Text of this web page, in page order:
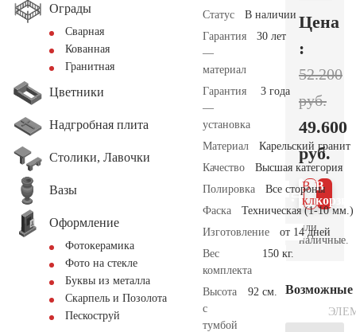
Ограды
Сварная
Кованная
Гранитная
Цветники
Надгробная плита
Столики, Лавочки
Вазы
Оформление
Фотокерамика
Фото на стекле
Буквы из металла
Скарпель и Позолота
Пескоструй
Статус
В наличии
Гарантия
—
материал
30 лет
Гарантия
—
установка
3 года
Материал
Карельский гранит
Качество
Высшая категория
Полировка
Все стороны
Фаска
Техническая (1-10 мм.)
Изготовление
от 14 дней
Вес
комплекта
150 кг.
Высота
с
тумбой
92 см.
Цена
:
52.200
руб.
49.600
руб.
В
В 1
клик
или
наличные.
Возможные